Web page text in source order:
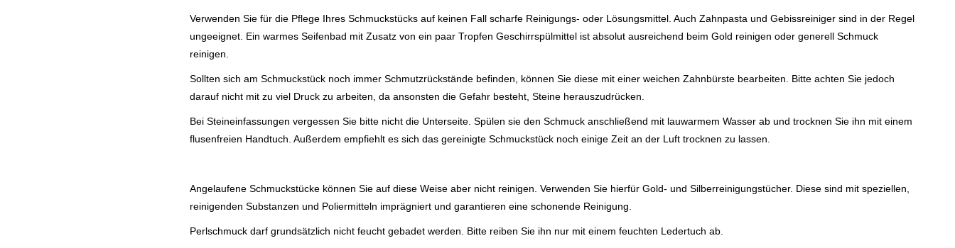
Verwenden Sie für die Pflege Ihres Schmuckstücks auf keinen Fall scharfe Reinigungs- oder Lösungsmittel. Auch Zahnpasta und Gebissreiniger sind in der Regel
ungeeignet. Ein warmes Seifenbad mit Zusatz von ein paar Tropfen Geschirrspülmittel ist absolut ausreichend beim Gold reinigen oder generell Schmuck
reinigen.
Sollten sich am Schmuckstück noch immer Schmutzrückstände befinden, können Sie diese mit einer weichen Zahnbürste bearbeiten. Bitte achten Sie jedoch
darauf nicht mit zu viel Druck zu arbeiten, da ansonsten die Gefahr besteht, Steine herauszudrücken.
Bei Steineinfassungen vergessen Sie bitte nicht die Unterseite. Spülen sie den Schmuck anschließend mit lauwarmem Wasser ab und trocknen Sie ihn mit einem
flusenfreien Handtuch. Außerdem empfiehlt es sich das gereinigte Schmuckstück noch einige Zeit an der Luft trocknen zu lassen.
Angelaufene Schmuckstücke können Sie auf diese Weise aber nicht reinigen. Verwenden Sie hierfür Gold- und Silberreinigungstücher. Diese sind mit speziellen,
reinigenden Substanzen und Poliermitteln imprägniert und garantieren eine schonende Reinigung.
Perlschmuck darf grundsätzlich nicht feucht gebadet werden. Bitte reiben Sie ihn nur mit einem feuchten Ledertuch ab.